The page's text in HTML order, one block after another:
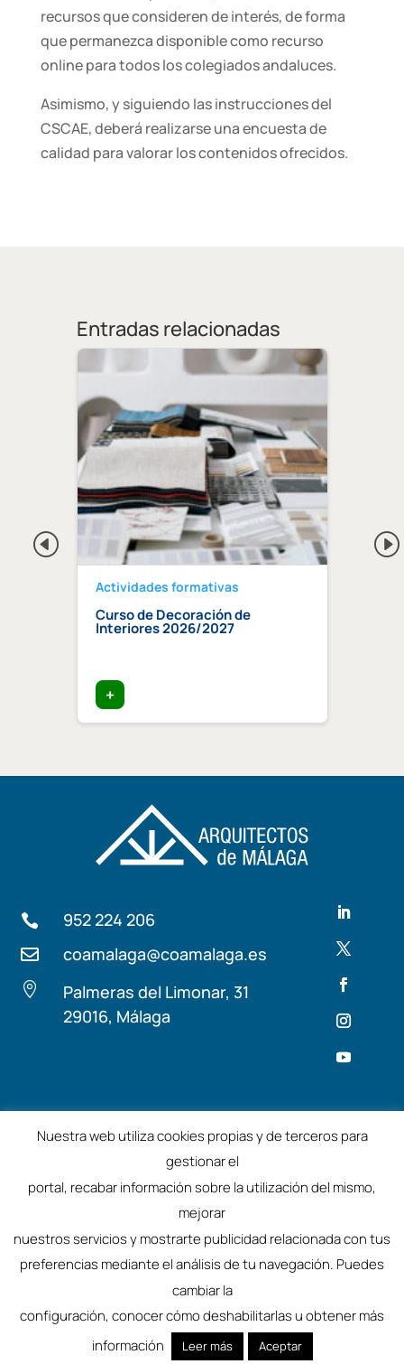
recursos que consideren de interés, de forma
que permanezca disponible como recurso
online para todos los colegiados andaluces.
Asimismo, y siguiendo las instrucciones del
CSCAE, deberá realizarse una encuesta de
calidad para valorar los contenidos ofrecidos.
Entradas relacionadas
Actividades formativas
Curso de Decoración de
Interiores 2026/2027
+
 952 224 206
 coamalaga@coamalaga.es

Palmeras del Limonar, 31
29016, Málaga
Aviso LegalTérminos y condiciones
©2025 – Colegio de Arquitectos de Málaga
Nuestra web utiliza cookies propias y de terceros para
gestionar el
portal, recabar información sobre la utilización del mismo,
mejorar
nuestros servicios y mostrarte publicidad relacionada con tus
preferencias mediante el análisis de tu navegación. Puedes
cambiar la
configuración, conocer cómo deshabilitarlas u obtener más
información
Leer más Aceptar